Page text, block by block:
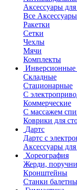
Аксессуары
Все
Ракетки
Сетки
Чехлы
Мячи
Комплекты
Инверсионные
Складные
Стационарные
С
Коммерческие
С массажем
Коврики для
Дартс
Дартс с
Аксессуары для
Хореография
Жерди, поручни
Кронштейны
Станки